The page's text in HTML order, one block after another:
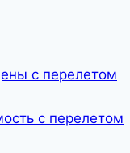
с перелетом
с перелетом